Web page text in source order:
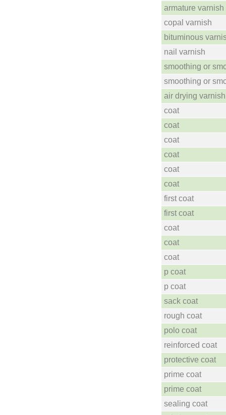
armature varnish
copal varnish
bituminous
nail varnish
smoothing or
smoothing or
air drying varnish
coat
coat
coat
coat
coat
coat
first coat
first coat
coat
coat
coat
p coat
p coat
sack coat
rough coat
polo coat
reinforced coat
protective coat
prime coat
prime coat
sealing coat